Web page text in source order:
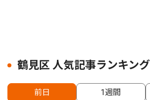
鶴見区 人気記事ランキング
前日 1週間